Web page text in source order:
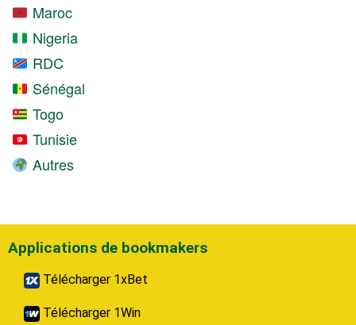
Maroc
Nigeria
RDC
Sénégal
Togo
Tunisie
Autres
Applications de bookmakers
Télécharger 1xBet
Télécharger 1Win